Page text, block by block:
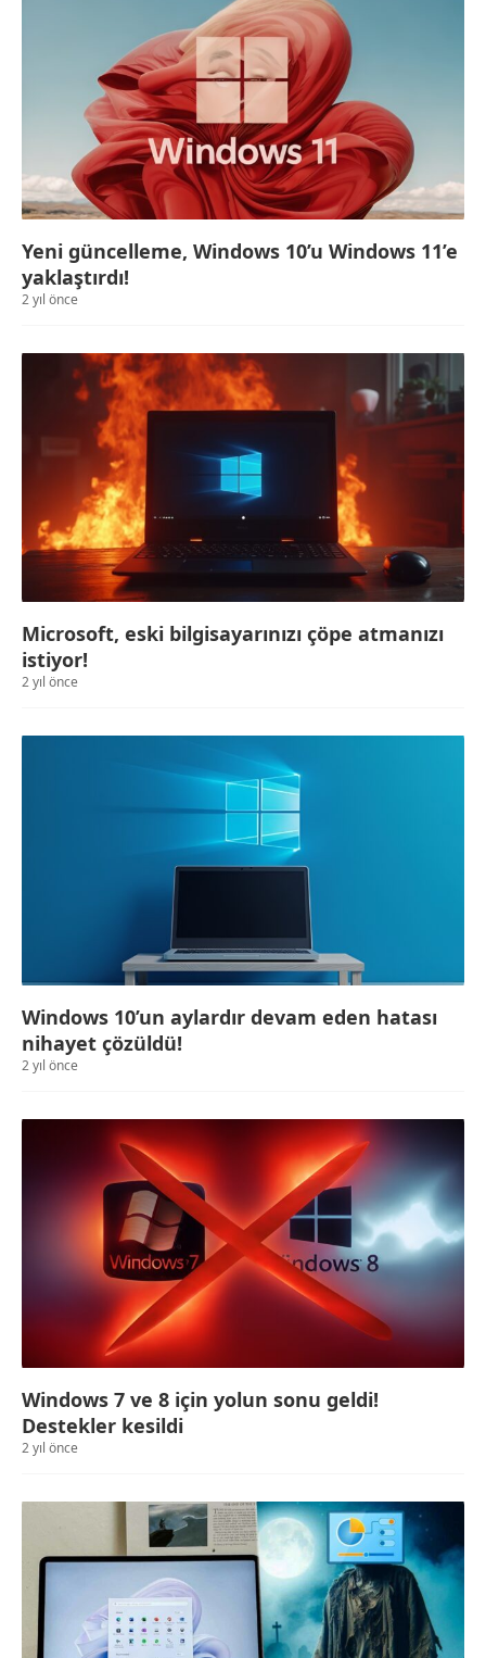
Yeni güncelleme, Windows 10’u Windows 11’e
yaklaştırdı!
2 yıl önce
Microsoft, eski bilgisayarınızı çöpe atmanızı
istiyor!
2 yıl önce
Windows 10’un aylardır devam eden hatası
nihayet çözüldü!
2 yıl önce
Windows 7 ve 8 için yolun sonu geldi!
Destekler kesildi
2 yıl önce